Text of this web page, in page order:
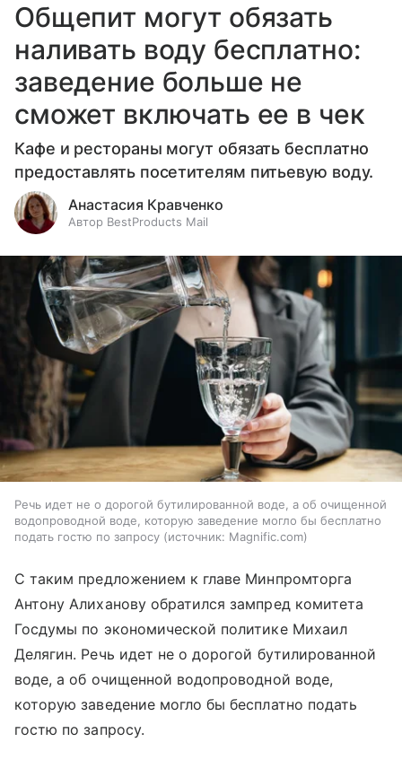
Общепит могут обязать
наливать воду бесплатно:
заведение больше не
сможет включать ее в чек
Кафе и рестораны могут обязать бесплатно
предоставлять посетителям питьевую воду.
Анастасия Кравченко
Автор BestProducts Mail
Речь идет не о дорогой бутилированной воде, а об очищенной
водопроводной воде, которую заведение могло бы бесплатно
подать гостю по запросу
источник: Magnific.com
С таким предложением к главе Минпромторга
Антону Алиханову обратился зампред комитета
Госдумы по экономической политике Михаил
Делягин. Речь идет не о дорогой бутилированной
воде, а об очищенной водопроводной воде,
которую заведение могло бы бесплатно подать
гостю по запросу.